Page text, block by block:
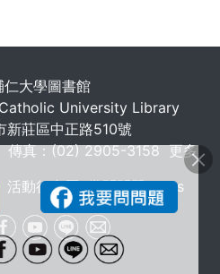
仁大學圖書館
University Library
莊區中正路510號
傳真：(02) 2905-3158更多
活動行事曆 常問問題 FAQs